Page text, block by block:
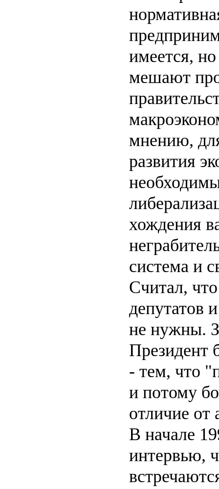
имеется,
мешают
мнению,
развития
хождения
система и
Считал,
депутатов
не нужны.
Президент
- тем, что
и потому
отличие от
В начале
интервью,